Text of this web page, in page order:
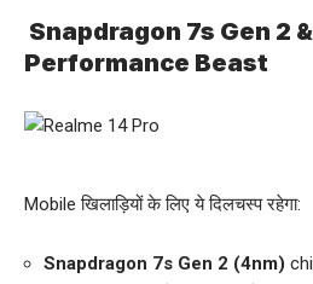
Snapdragon 7s Gen 2
Performance Beast
Mobile खिलाड़ियों के लिए ये दिलचस्प रहेगा:
Snapdragon 7s Gen 2 (4nm)